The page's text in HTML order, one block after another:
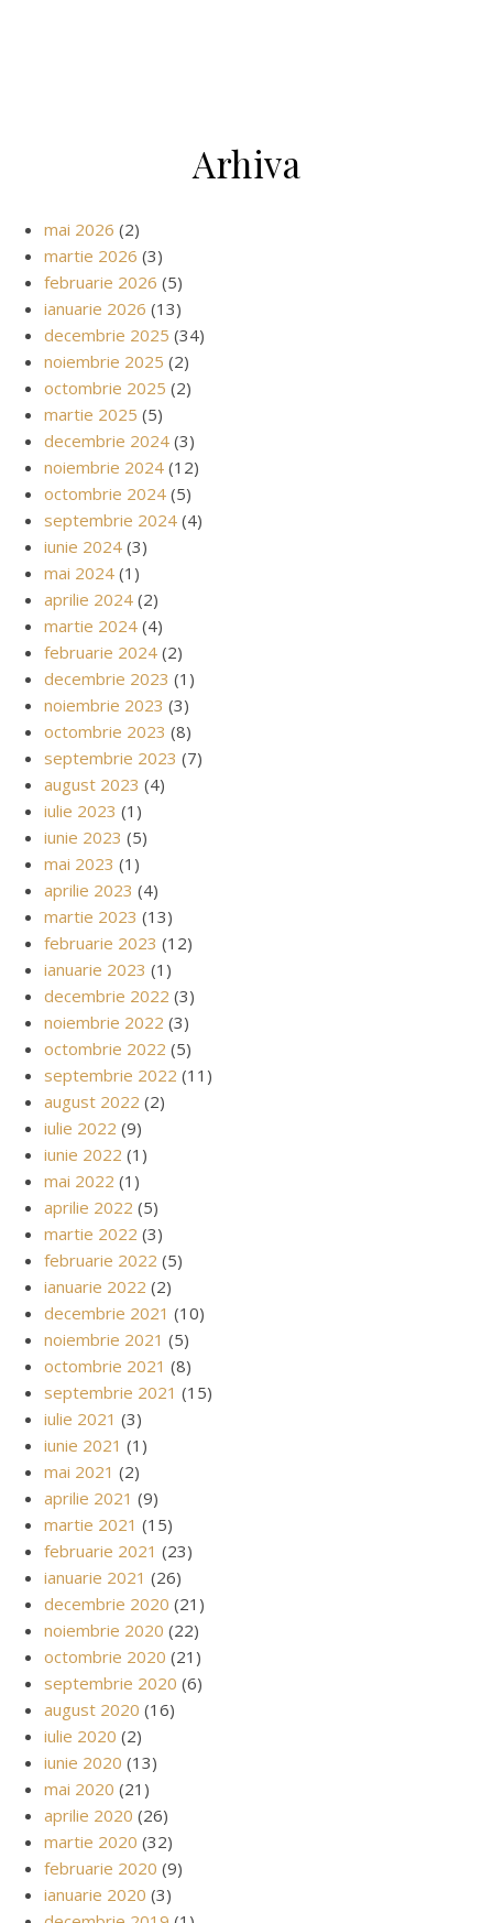
Arhiva
mai 2026 (2)
martie 2026 (3)
februarie 2026 (5)
ianuarie 2026 (13)
decembrie 2025 (34)
noiembrie 2025 (2)
octombrie 2025 (2)
martie 2025 (5)
decembrie 2024 (3)
noiembrie 2024 (12)
octombrie 2024 (5)
septembrie 2024 (4)
iunie 2024 (3)
mai 2024 (1)
aprilie 2024 (2)
martie 2024 (4)
februarie 2024 (2)
decembrie 2023 (1)
noiembrie 2023 (3)
octombrie 2023 (8)
septembrie 2023 (7)
august 2023 (4)
iulie 2023 (1)
iunie 2023 (5)
mai 2023 (1)
aprilie 2023 (4)
martie 2023 (13)
februarie 2023 (12)
ianuarie 2023 (1)
decembrie 2022 (3)
noiembrie 2022 (3)
octombrie 2022 (5)
septembrie 2022 (11)
august 2022 (2)
iulie 2022 (9)
iunie 2022 (1)
mai 2022 (1)
aprilie 2022 (5)
martie 2022 (3)
februarie 2022 (5)
ianuarie 2022 (2)
decembrie 2021 (10)
noiembrie 2021 (5)
octombrie 2021 (8)
septembrie 2021 (15)
iulie 2021 (3)
iunie 2021 (1)
mai 2021 (2)
aprilie 2021 (9)
martie 2021 (15)
februarie 2021 (23)
ianuarie 2021 (26)
decembrie 2020 (21)
noiembrie 2020 (22)
octombrie 2020 (21)
septembrie 2020 (6)
august 2020 (16)
iulie 2020 (2)
iunie 2020 (13)
mai 2020 (21)
aprilie 2020 (26)
martie 2020 (32)
februarie 2020 (9)
ianuarie 2020 (3)